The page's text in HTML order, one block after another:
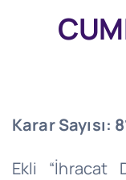
Karar Sayısı:
Ekli “İhracat